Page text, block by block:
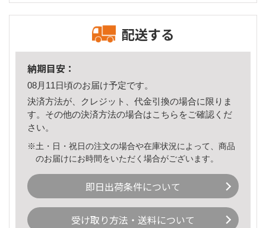
配送する
納期目安：
08月11日頃のお届け予定です。
決済方法が、クレジット、代金引換の場合に限りま
す。その他の決済方法の場合はこちら をご確認くだ
さい。
※土・日・祝日の注文の場合や在庫状況によって、商品
のお届けにお時間をいただく場合がございます。
即日出荷条件について
受け取り方法・送料について